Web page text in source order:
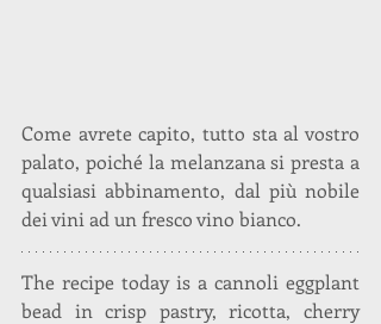
Come avrete capito, tutto sta al vostro
palato, poiché la melanzana si presta a
qualsiasi abbinamento, dal più nobile
dei vini ad un fresco vino bianco.
The recipe today is a cannoli eggplant
bead in crisp pastry, ricotta, cherry